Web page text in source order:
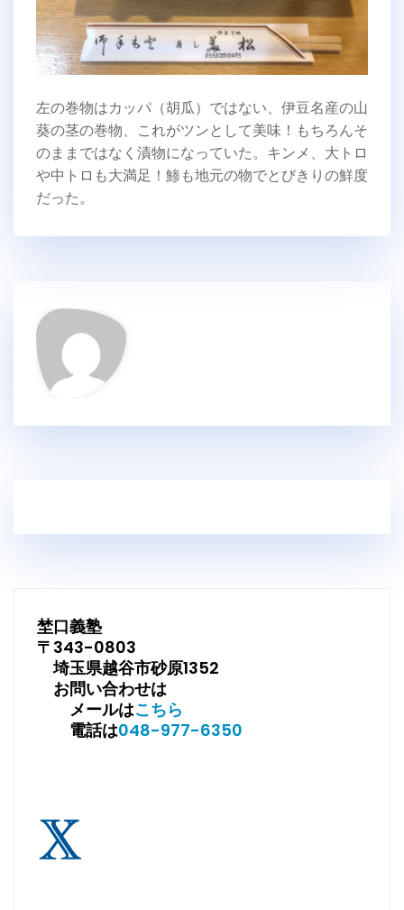
左の巻物はカッパ（胡瓜）ではない、伊豆名産の山
葵の茎の巻物、これがツンとして美味！もちろんそ
のままではなく漬物になっていた。キンメ、大トロ
や中トロも大満足！鯵も地元の物でとびきりの鮮度
だった。
埜口義塾
〒343-0803
埼玉県越谷市砂原1352
お問い合わせは
メールはこちら
電話は048-977-6350